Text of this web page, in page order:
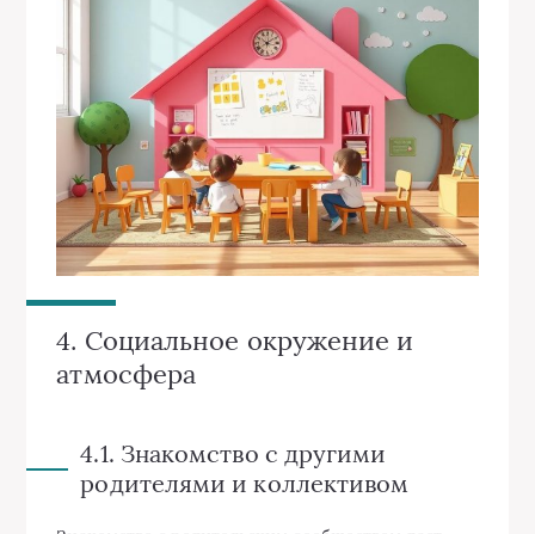
4. Социальное окружение и
атмосфера
4.1. Знакомство с другими
родителями и коллективом